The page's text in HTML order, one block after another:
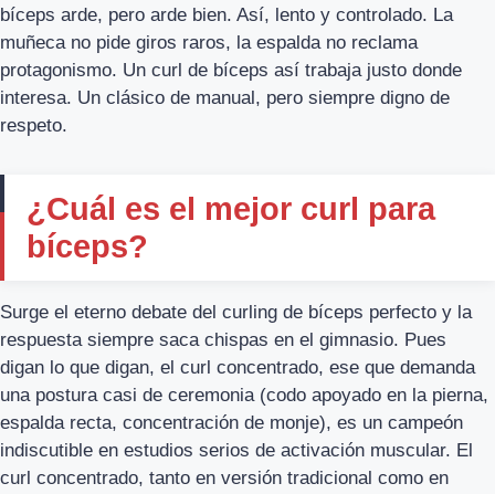
bíceps arde, pero arde bien. Así, lento y controlado. La
muñeca no pide giros raros, la espalda no reclama
protagonismo. Un curl de bíceps así trabaja justo donde
interesa. Un clásico de manual, pero siempre digno de
respeto.
¿Cuál es el mejor curl para
bíceps?
Surge el eterno debate del curling de bíceps perfecto y la
respuesta siempre saca chispas en el gimnasio. Pues
digan lo que digan, el curl concentrado, ese que demanda
una postura casi de ceremonia (codo apoyado en la pierna,
espalda recta, concentración de monje), es un campeón
indiscutible en estudios serios de activación muscular. El
curl concentrado, tanto en versión tradicional como en